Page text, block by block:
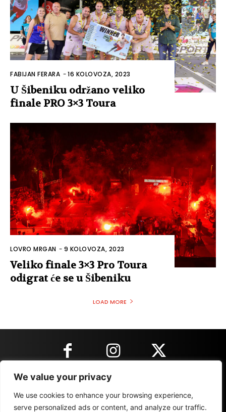
We value your privacy
We use cookies to enhance your browsing experience,
serve personalized ads or content, and analyze our traffic.
FABIJAN FERARA -16 KOLOVOZA, 2023
U Šibeniku održano veliko
finale PRO 3×3 Toura
LOVRO MRGAN - 9 KOLOVOZA, 2023
Veliko finale 3×3 Pro Toura
odigrat će se u Šibeniku
LOAD MORE
KONTAKT INFORMACIJE